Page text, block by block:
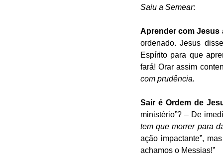
Saiu a Semear:
Aprender com Jesus
ordenado. Jesus
Espírito para que
fará! Orar assim
com prudência.
Sair é Ordem de
ministério”? – De
tem que morrer para
ação impactante”,
achamos o Messias!”